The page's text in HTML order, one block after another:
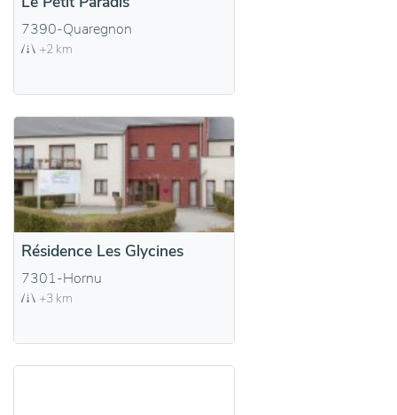
7390-Quaregnon
+2 km
Résidence Les Glycines
7301-Hornu
+3 km